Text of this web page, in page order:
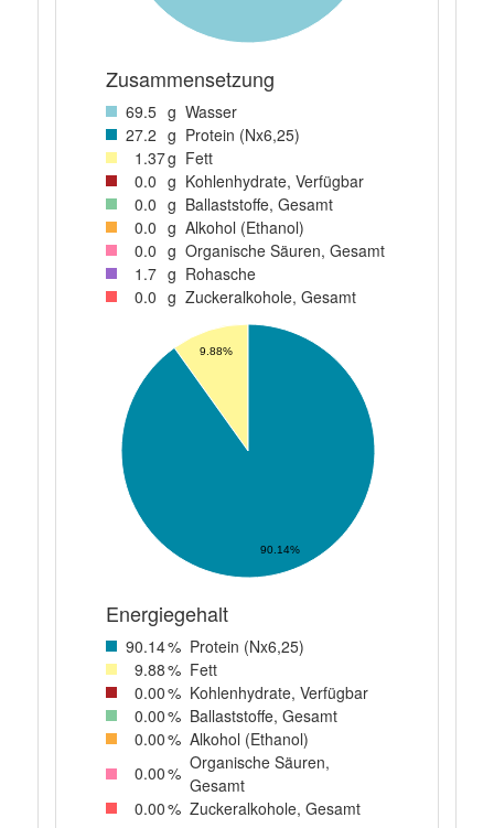
Zusammensetzung
69.5 g Wasser
27.2 g Protein (Nx6,25)
1 .37g Fett
0.0 g Kohlenhydrate, Verfügbar
0.0 g Ballaststoffe, Gesamt
0.0 g Alkohol (Ethanol)
0.0 g Organische Säuren, Gesamt
1 .7 g Rohasche
0.0 g Zuckeralkohole, Gesamt
9.88%
90.14%
Energiegehalt
90.14% Protein (Nx6,25)
9.88% Fett
0.00% Kohlenhydrate, Verfügbar
0.00% Ballaststoffe, Gesamt
0.00% Alkohol (Ethanol)
0.00% Organische Säuren,
Gesamt
0.00% Zuckeralkohole, Gesamt